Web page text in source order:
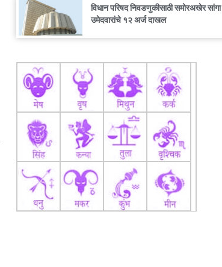
विधान परिषद निवडणुकीसाठी समोरअखेर सांगा
उमेदवारांचे १२ अर्ज दाखल